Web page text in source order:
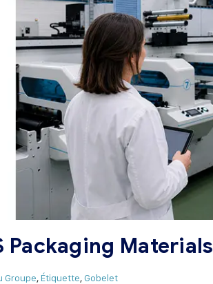
Packaging Materials
Groupe,Étiquette,Gobelet